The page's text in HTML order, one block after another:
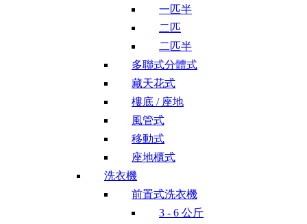
一匹半
二匹
二匹半
多聯式分體式
藏天花式
樓底 / 座地
風管式
移動式
座地櫃式
洗衣機
前置式洗衣機
3 - 6 公斤